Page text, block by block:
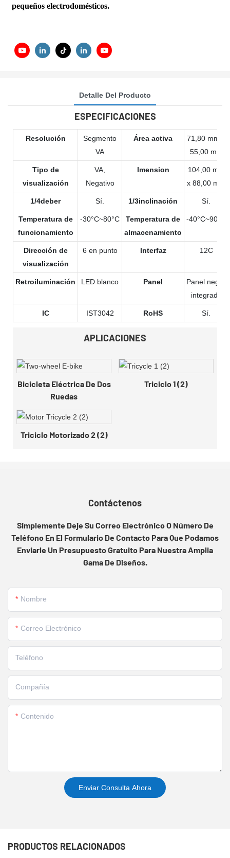
pequeños electrodomésticos.
Detalle Del Producto
ESPECIFICACIONES
Resolución
Segmento
VA
Área activa
71,80 mm x
55,00 mm
Tipo de
visualización
VA,
Negativo
Imension
104,00 mm
x 88,00 mm
1/4deber Sí. 1/3inclinación Sí.
Temperatura de
funcionamiento
-30°C~80°C
Temperatura de
almacenamiento
-40°C~90°C
Dirección de
visualización
6 en punto Interfaz 12C
Retroiluminación LED blanco Panel
Panel negro
integrado
IC IST3042 RoHS Sí.
APLICACIONES
Bicicleta Eléctrica De Dos
Ruedas
Triciclo 1 (2)
Triciclo Motorizado 2 (2)
Contáctenos
Simplemente Deje Su Correo Electrónico O Número De
Teléfono En El Formulario De Contacto Para Que Podamos
Enviarle Un Presupuesto Gratuito Para Nuestra Amplia
Gama De Diseños.
Nombre
Correo Electrónico
Teléfono
Compañía
Contenido
Enviar Consulta Ahora
PRODUCTOS RELACIONADOS